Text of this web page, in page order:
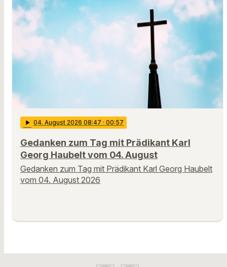
play_arrow 04. August 2026 08:47 · 00:57
Gedanken zum Tag mit Prädikant Karl
Georg Haubelt vom 04. August
Gedanken zum Tag mit Prädikant Karl Georg Haubelt
vom 04. August 2026